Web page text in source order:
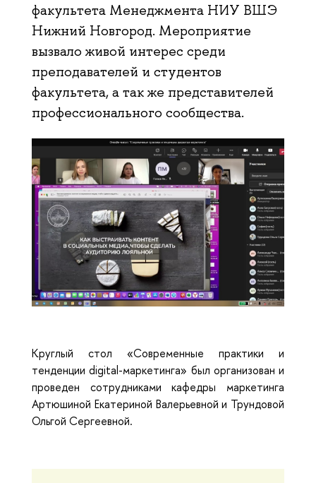
факультета Менеджмента НИУ ВШЭ
Нижний Новгород. Мероприятие
вызвало живой интерес среди
преподавателей и студентов
факультета, а так же представителей
профессионального сообщества.
Круглый стол «Современные практики и
тенденции digital-маркетинга» был организован и
проведен сотрудниками кафедры маркетинга
Артюшиной Екатериной Валерьевной и Трундовой
Ольгой Сергеевной.